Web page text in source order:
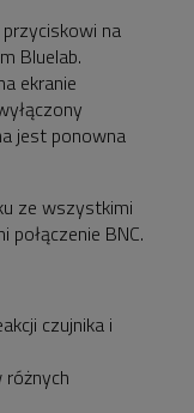
na
Bluelab.
ekranie
jest ponowna
ze wszystkimi
BNC.
czujnika i